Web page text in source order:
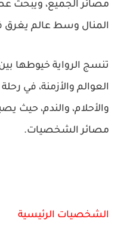
مصائر الجميع، ويبحث
المنال وسط عالم يغرق
تنسج الرواية خيوطها بين
العوالم والأزمنة، في
والأحلام، والندم، حيث
مصائر الشخصيات.
الشخصيات الرئيسية